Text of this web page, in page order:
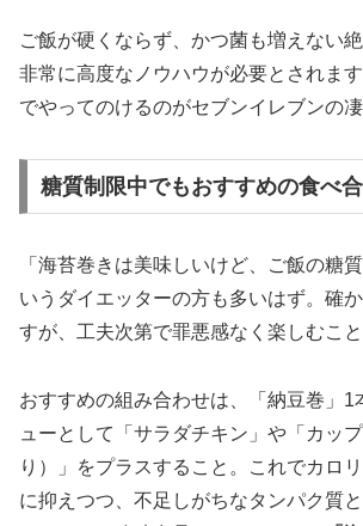
ご飯が硬くならず、かつ菌も増えない
非常に高度なノウハウが必要とされま
でやってのけるのがセブンイレブンの凄
糖質制限中でもおすすめの食べ
「海苔巻きは美味しいけど、ご飯の糖
いうダイエッターの方も多いはず。確
すが、工夫次第で罪悪感なく楽しむこと
おすすめの組み合わせは、「納豆巻」1
ューとして「サラダチキン」や「カッ
り）」をプラスすること。これでカロ
に抑えつつ、不足しがちなタンパク質